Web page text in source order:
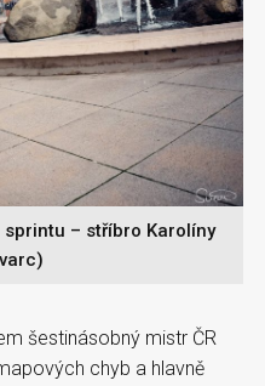
sprintu – stříbro Karolíny
šestinásobný mistr ČR
chyb a hlavně